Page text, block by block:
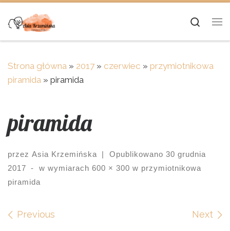
Skip to content
Strona główna » 2017 » czerwiec » przymiotnikowa
piramida » piramida
piramida
przez Asia Krzemińska | Opublikowano 30 grudnia
2017
- w wymiarach 600 × 300 w przymiotnikowa
piramida
Images navigation
Previous Next